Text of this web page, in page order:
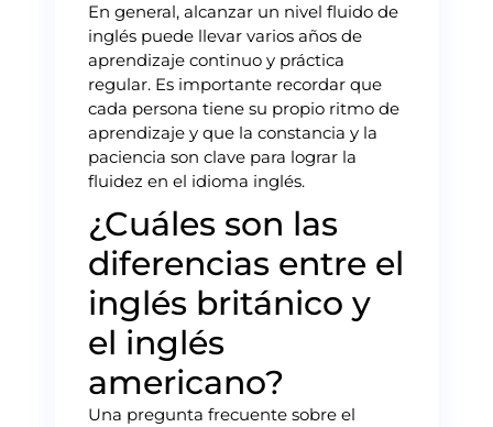
En general, alcanzar un nivel fluido de
inglés puede llevar varios años de
aprendizaje continuo y práctica
regular. Es importante recordar que
cada persona tiene su propio ritmo de
aprendizaje y que la constancia y la
paciencia son clave para lograr la
fluidez en el idioma inglés.
¿Cuáles son las
diferencias entre el
inglés británico y
el inglés
americano?
Una pregunta frecuente sobre el